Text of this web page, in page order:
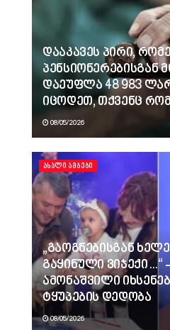
დააკავეს პირი,
პენსიონერებისგან
დაეუფლა 48 983
იცოდეთ, თქვენც
08/05/2026
ᲐᲮᲐᲚᲘ ᲐᲛᲑᲔᲑᲘ
„გაოგნებისგან
გაყინული ვიჯექი…“
ამონაშვილი
ტყუპების დედობა
08/05/2026